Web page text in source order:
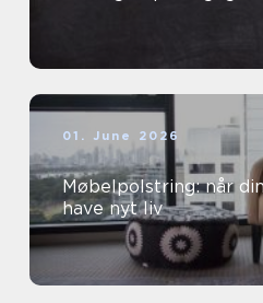
01. June 2026
Møbelpolstring: når
have nyt liv